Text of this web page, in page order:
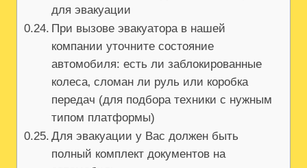
для эвакуации
При вызове эвакуатора в нашей
компании уточните состояние
автомобиля: есть ли заблокированные
колеса‚ сломан ли руль или коробка
передач (для подбора техники с нужным
типом платформы)
Для эвакуации у Вас должен быть
полный комплект документов на